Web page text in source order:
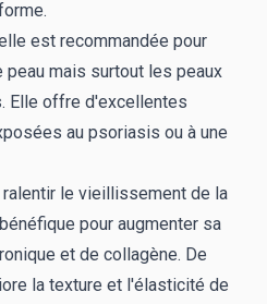
est recommandée pour
mais surtout les peaux
Elle offre d'excellentes
au psoriasis ou à une
le vieillissement de la
pour augmenter sa
et de collagène. De
la texture et l'élasticité de